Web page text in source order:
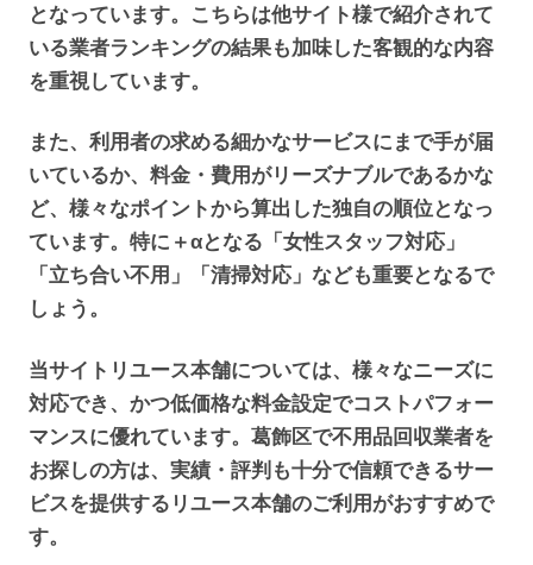
となっています。こちらは他サイト様で紹介されて
いる業者ランキングの結果も加味した客観的な内容
を重視しています。
また、利用者の求める細かなサービスにまで手が届
いているか、料金・費用がリーズナブルであるかな
ど、様々なポイントから算出した独自の順位となっ
ています。特に＋αとなる「女性スタッフ対応」
「立ち合い不用」「清掃対応」なども重要となるで
しょう。
当サイトリユース本舗については、様々なニーズに
対応でき、かつ低価格な料金設定でコストパフォー
マンスに優れています。葛飾区で不用品回収業者を
お探しの方は、実績・評判も十分で信頼できるサー
ビスを提供するリユース本舗のご利用がおすすめで
す。